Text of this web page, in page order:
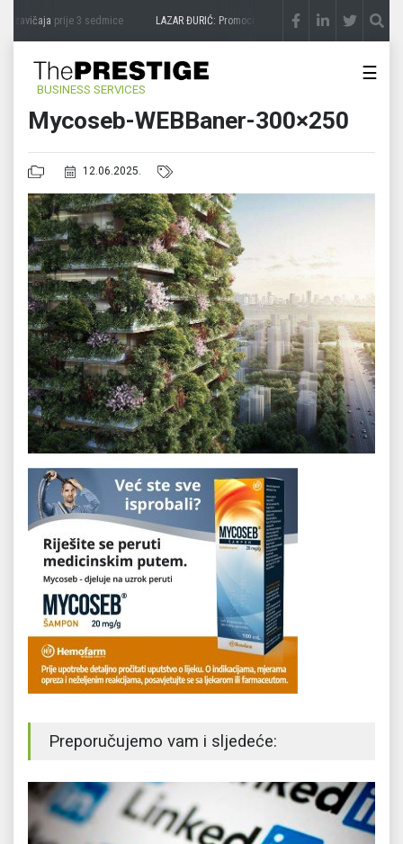
zavičajaprije 3 sedmice LAZAR ĐURIĆ: Promocija potencijal pretvara u destinaciju
BUSINESS SERVICES
☰
Mycoseb-WEBBaner-300×250
12.06.2025.
Preporučujemo vam i sljedeće: